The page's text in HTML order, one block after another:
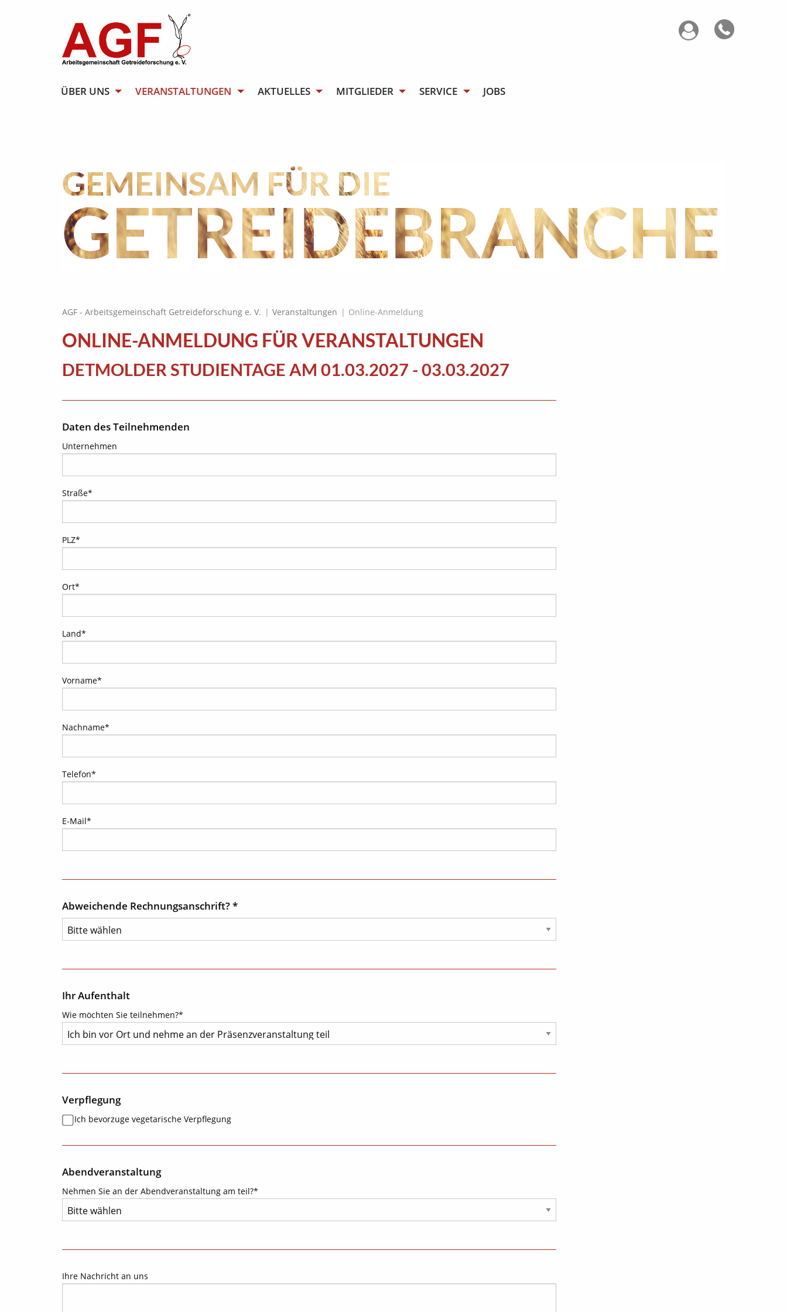
ÜBER UNS VERANSTALTUNGEN AKTUELLES MITGLIEDER SERVICE JOBS
GEMEINSAM FÜR DIE
GETREIDEBRANCHE
AGF - Arbeitsgemeinschaft Getreideforschung e. V. | Veranstaltungen | Online-Anmeldung
ONLINE-ANMELDUNG FÜR VERANSTALTUNGEN
DETMOLDER STUDIENTAGE AM 01.03.2027 - 03.03.2027
Daten des Teilnehmenden
Unternehmen
Straße*
PLZ*
Ort*
Land*
Vorname*
Nachname*
Telefon*
E-Mail*
Abweichende Rechnungsanschrift? *
Ihr Aufenthalt
Wie möchten Sie teilnehmen?*
Verpflegung
Ich bevorzuge vegetarische Verpflegung
Abendveranstaltung
Nehmen Sie an der Abendveranstaltung am teil?*
Ihre Nachricht an uns